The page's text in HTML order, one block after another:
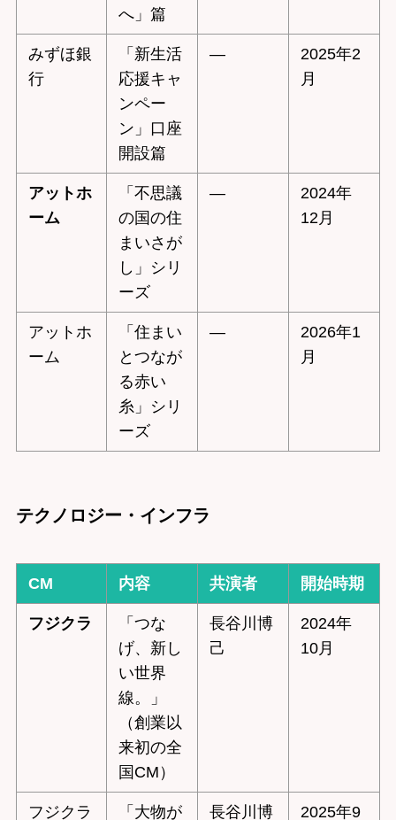
へ」篇
みずほ銀
行
「新生活
応援キャ
ンペー
ン」口座
開設篇
—
2025年2
月
アットホ
ーム
「不思議
の国の住
まいさが
し」シリ
ーズ
—
2024年
12月
アットホ
ーム
「住まい
とつなが
る赤い
糸」シリ
ーズ
—
2026年1
月
テクノロジー・インフラ
CM 内容 共演者 開始時期
フジクラ
「つな
げ、新し
い世界
線。」
（創業以
来初の全
国CM）
長谷川博
己
2024年
10月
フジクラ 「大物が 長谷川博 2025年9